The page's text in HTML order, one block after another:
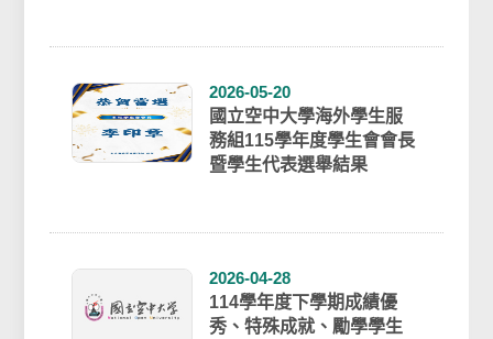
2026-05-20
國立空中大學海外學生服
務組115學年度學生會會長
暨學生代表選舉結果
2026-04-28
114學年度下學期成績優
秀、特殊成就、勵學學生